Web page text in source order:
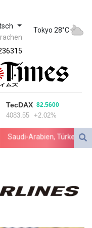
Tokyo 28°C
75.553019
TecDAX 82.5600
4083.55 +2.02%
Arabien, Türkei und